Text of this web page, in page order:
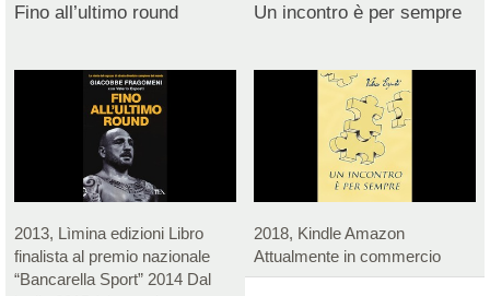
Fino all’ultimo round
2013, Lìmina edizioni Libro
finalista al premio nazionale
“Bancarella Sport” 2014 Dal
Un incontro è per sempre
2018, Kindle Amazon
Attualmente in commercio